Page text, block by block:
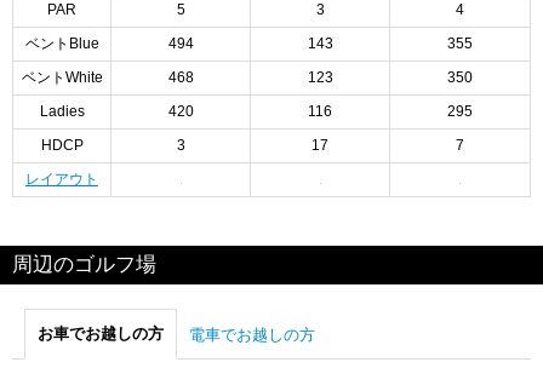
PAR 5 3 4
ベントBlue 494 143 355
ベントWhite 468 123 350
Ladies 420 116 295
HDCP 3 17 7
レイアウト
周辺のゴルフ場
お車でお越しの方 電車でお越しの方